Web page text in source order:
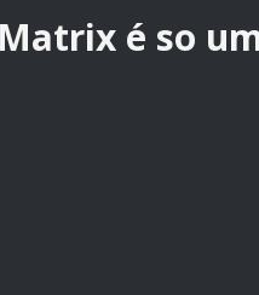
é so